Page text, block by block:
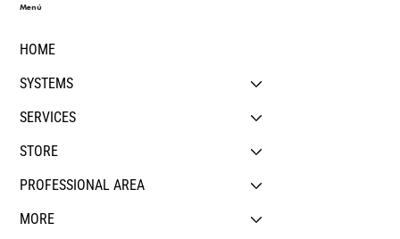
HOME
SYSTEMS
SERVICES
STORE
PROFESSIONAL AREA
MORE
Menú